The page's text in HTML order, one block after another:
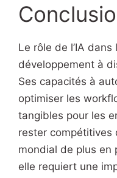
Le rôle de l’IA
développement à
Ses capacités à
optimiser les
tangibles pour les
rester compétitives
mondial de plus en
elle requiert une